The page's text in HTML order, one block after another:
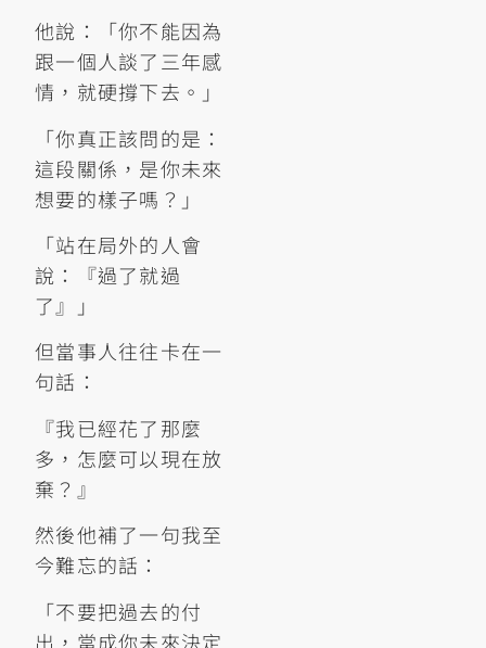
他說：「你不能因為
跟一個人談了三年感
情，就硬撐下去。」
「你真正該問的是：
這段關係，是你未來
想要的樣子嗎？」
「站在局外的人會
說：『過了就過
了』」
但當事人往往卡在一
句話：
『我已經花了那麼
多，怎麼可以現在放
棄？』
然後他補了一句我至
今難忘的話：
「不要把過去的付
出，當成你未來決定